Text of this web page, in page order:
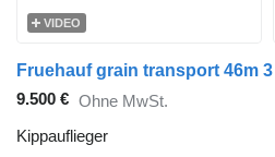
VIDEO
Fruehauf grain transport 46m 3
9.500 € Ohne MwSt.
Kippauflieger